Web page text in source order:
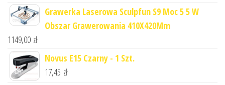
Grawerka Laserowa Sculpfun S9 Moc 5 5 W
Obszar Grawerowania 410X420Mm
1149,00 zł
Novus E15 Czarny - 1 Szt.
17,45 zł